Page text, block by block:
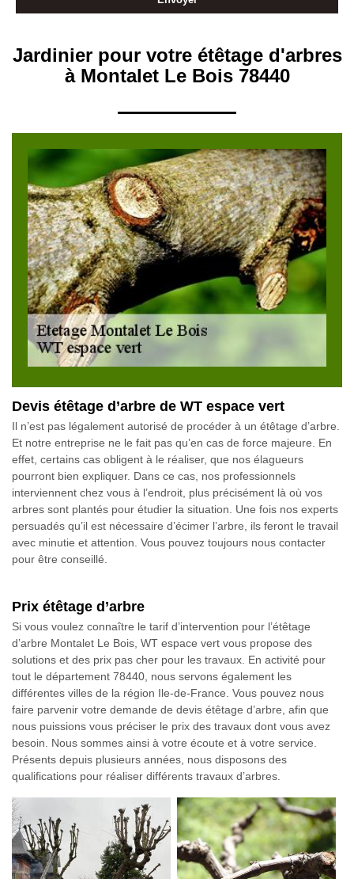
Jardinier pour votre étêtage d'arbres
à Montalet Le Bois 78440
Devis étêtage d’arbre de WT espace vert
Il n’est pas légalement autorisé de procéder à un étêtage d’arbre.
Et notre entreprise ne le fait pas qu’en cas de force majeure. En
effet, certains cas obligent à le réaliser, que nos élagueurs
pourront bien expliquer. Dans ce cas, nos professionnels
interviennent chez vous à l’endroit, plus précisément là où vos
arbres sont plantés pour étudier la situation. Une fois nos experts
persuadés qu’il est nécessaire d’écimer l’arbre, ils feront le travail
avec minutie et attention. Vous pouvez toujours nous contacter
pour être conseillé.
Prix étêtage d’arbre
Si vous voulez connaître le tarif d’intervention pour l’étêtage
d’arbre Montalet Le Bois, WT espace vert vous propose des
solutions et des prix pas cher pour les travaux. En activité pour
tout le département 78440, nous servons également les
différentes villes de la région Ile-de-France. Vous pouvez nous
faire parvenir votre demande de devis étêtage d’arbre, afin que
nous puissions vous préciser le prix des travaux dont vous avez
besoin. Nous sommes ainsi à votre écoute et à votre service.
Présents depuis plusieurs années, nous disposons des
qualifications pour réaliser différents travaux d’arbres.